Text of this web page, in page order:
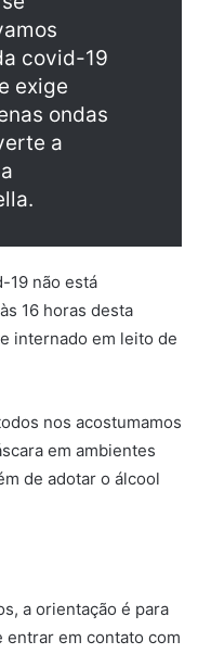
covid-19
exige
ondas
a
19 não está
16 horas desta
internado em leito de
nos acostumamos
em ambientes
de adotar o álcool
a orientação é para
entrar em contato com